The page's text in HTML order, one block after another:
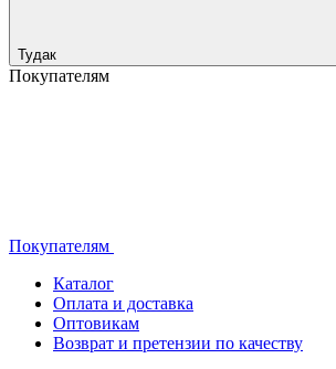
Тудак
Покупателям
Покупателям
Каталог
Оплата и доставка
Оптовикам
Возврат и претензии по качеству